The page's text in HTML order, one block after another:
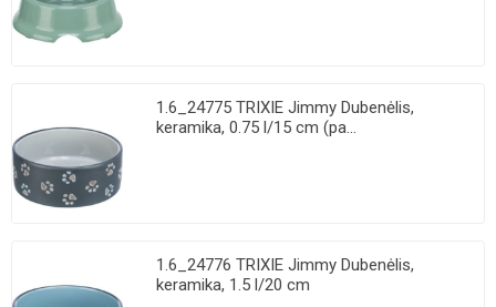
1.6_24775 TRIXIE Jimmy Dubenėlis,
keramika, 0.75 l/15 cm (pa...
1.6_24776 TRIXIE Jimmy Dubenėlis,
keramika, 1.5 l/20 cm